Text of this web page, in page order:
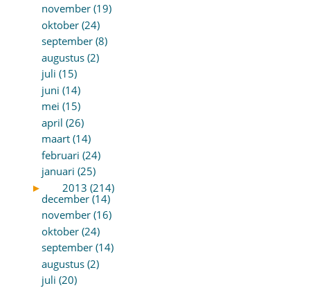
november (19)
oktober (24)
september (8)
augustus (2)
juli (15)
juni (14)
mei (15)
april (26)
maart (14)
februari (24)
januari (25)
►
2013 (214)
december (14)
november (16)
oktober (24)
september (14)
augustus (2)
juli (20)